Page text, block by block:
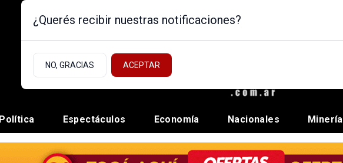
Política Espectáculos Economía Nacionales Minería
¿Querés recibir nuestras notificaciones?
NO, GRACIAS ACEPTAR